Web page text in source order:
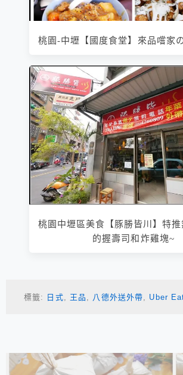
桃園-中壢【國度食堂】來品嚐家
桃園中壢區美食【豚勝皆川】特
的握壽司和炸雞塊~
標籤: 日式 王品 八德外送外帶 Uber
相連文章